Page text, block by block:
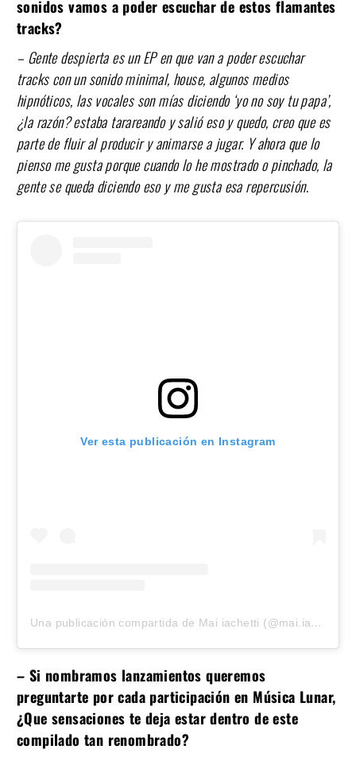
sonidos vamos a poder escuchar de estos flamantes
tracks?
– Gente despierta es un EP en que van a poder escuchar
tracks con un sonido minimal, house, algunos medios
hipnóticos, las vocales son mías diciendo ‘yo no soy tu papa’,
¿la razón? estaba tarareando y salió eso y quedo, creo que es
parte de fluir al producir y animarse a jugar. Y ahora que lo
pienso me gusta porque cuando lo he mostrado o pinchado, la
gente se queda diciendo eso y me gusta esa repercusión.
Ver esta publicación en Instagram
Una publicación compartida de Mai iachetti (@mai.iachetti)
– Si nombramos lanzamientos queremos
preguntarte por cada participación en Música Lunar,
¿Que sensaciones te deja estar dentro de este
compilado tan renombrado?